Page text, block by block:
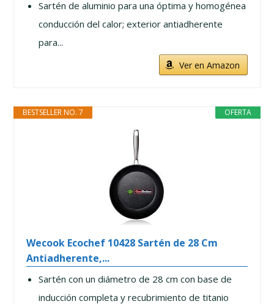
Sartén de aluminio para una óptima y homogénea
conducción del calor; exterior antiadherente
para...
Ver en Amazon
OFERTA
BESTSELLER NO. 7
Wecook Ecochef 10428 Sartén de 28 Cm
Antiadherente,...
Sartén con un diámetro de 28 cm con base de
inducción completa y recubrimiento de titanio